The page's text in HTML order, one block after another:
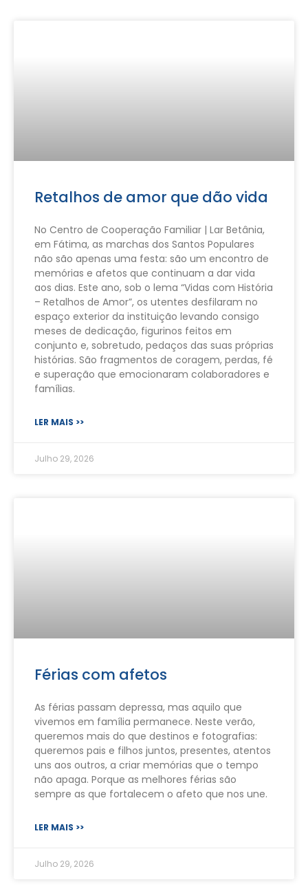
Retalhos de amor que dão vida
No Centro de Cooperação Familiar | Lar Betânia,
em Fátima, as marchas dos Santos Populares
não são apenas uma festa: são um encontro de
memórias e afetos que continuam a dar vida
aos dias. Este ano, sob o lema “Vidas com História
– Retalhos de Amor”, os utentes desfilaram no
espaço exterior da instituição levando consigo
meses de dedicação, figurinos feitos em
conjunto e, sobretudo, pedaços das suas próprias
histórias. São fragmentos de coragem, perdas, fé
e superação que emocionaram colaboradores e
famílias.
LER MAIS >>
Julho 29, 2026
Férias com afetos
As férias passam depressa, mas aquilo que
vivemos em família permanece. Neste verão,
queremos mais do que destinos e fotografias:
queremos pais e filhos juntos, presentes, atentos
uns aos outros, a criar memórias que o tempo
não apaga. Porque as melhores férias são
sempre as que fortalecem o afeto que nos une.
LER MAIS >>
Julho 29, 2026